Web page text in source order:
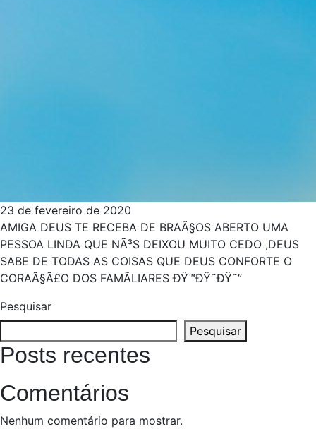
23 de fevereiro de 2020
AMIGA DEUS TE RECEBA DE BRAÃ§OS ABERTO UMA
PESSOA LINDA QUE NÃ³S DEIXOU MUITO CEDO ,DEUS
SABE DE TODAS AS COISAS QUE DEUS CONFORTE O
CORAÃ§Ã£O DOS FAMÃ­LIARES ÐŸ™ÐŸ˜­ÐŸ˜”
Pesquisar
Pesquisar
Posts recentes
Comentários
Nenhum comentário para mostrar.